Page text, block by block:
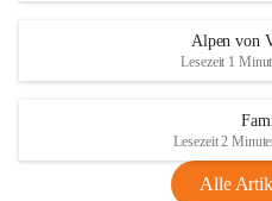
Alpen von
Lesezeit 1
Lesezeit 2
Alle